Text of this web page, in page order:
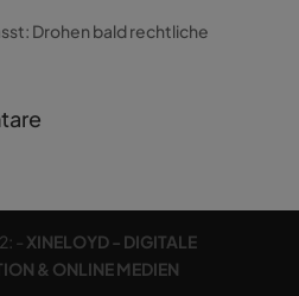
Drohen bald rechtliche
- XINELOYD - DIGITALE
& ONLINE MEDIEN